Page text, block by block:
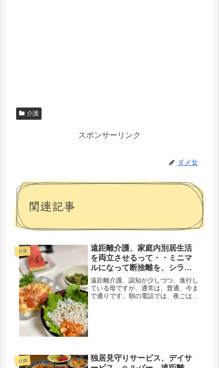
介護
スポンサーリンク
ダメ女
関連記事
介護
遠距離介護、家庭内別居生活
を両立させるって・・ミニマ
ルになって断捨離を、シラス
丼・マヨ炒め
遠距離介護、認知が少しづつ、進行し
ている母ですが、通常は、普通、今ま
で通りです。朝の電話では、夜ごは
介護
独居見守りサービス、デイサ